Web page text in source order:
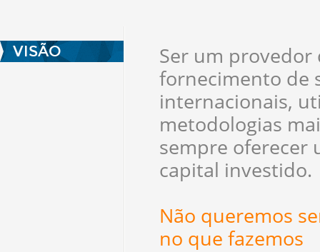
VISÃO
Ser um
fornecimento de
internacionais,
metodologias
sempre oferecer
capital investido.
Não queremos
no que fazemos